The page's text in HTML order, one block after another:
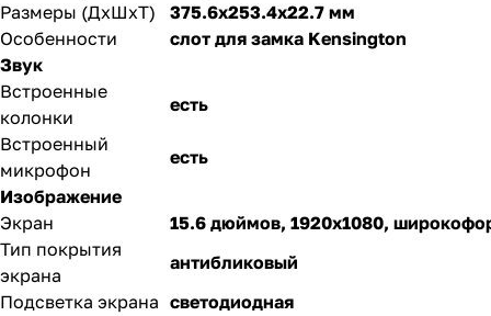
Размеры (ДхШхТ)
375.6x253.4x22.7 мм
Особенности
слот для замка Kensington
Звук
Встроенные
колонки
есть
Встроенный
микрофон
есть
Изображение
Экран
15.6 дюймов, 1920x1080,
Тип покрытия
экрана
антибликовый
Подсветка экрана светодиодная